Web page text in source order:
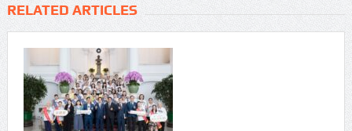
RELATED ARTICLES